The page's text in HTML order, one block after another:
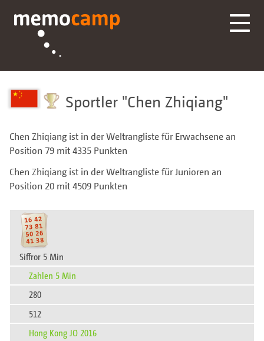
Sportler Chen Zhiqiang
Chen Zhiqiang ist in der Weltrangliste für Erwachsene an
Position 79 mit 4335 Punkten
Chen Zhiqiang ist in der Weltrangliste für Junioren an
Position 20 mit 4509 Punkten
Siffror 5 Min
Zahlen 5 Min
280
512
Hong Kong JO 2016